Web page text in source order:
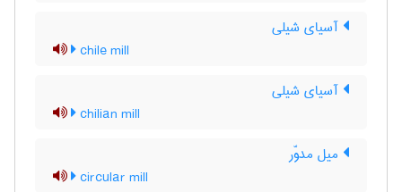
آسیای شیلی
chile mill
آسیای شیلی
chilian mill
میل مدوّر
circular mill